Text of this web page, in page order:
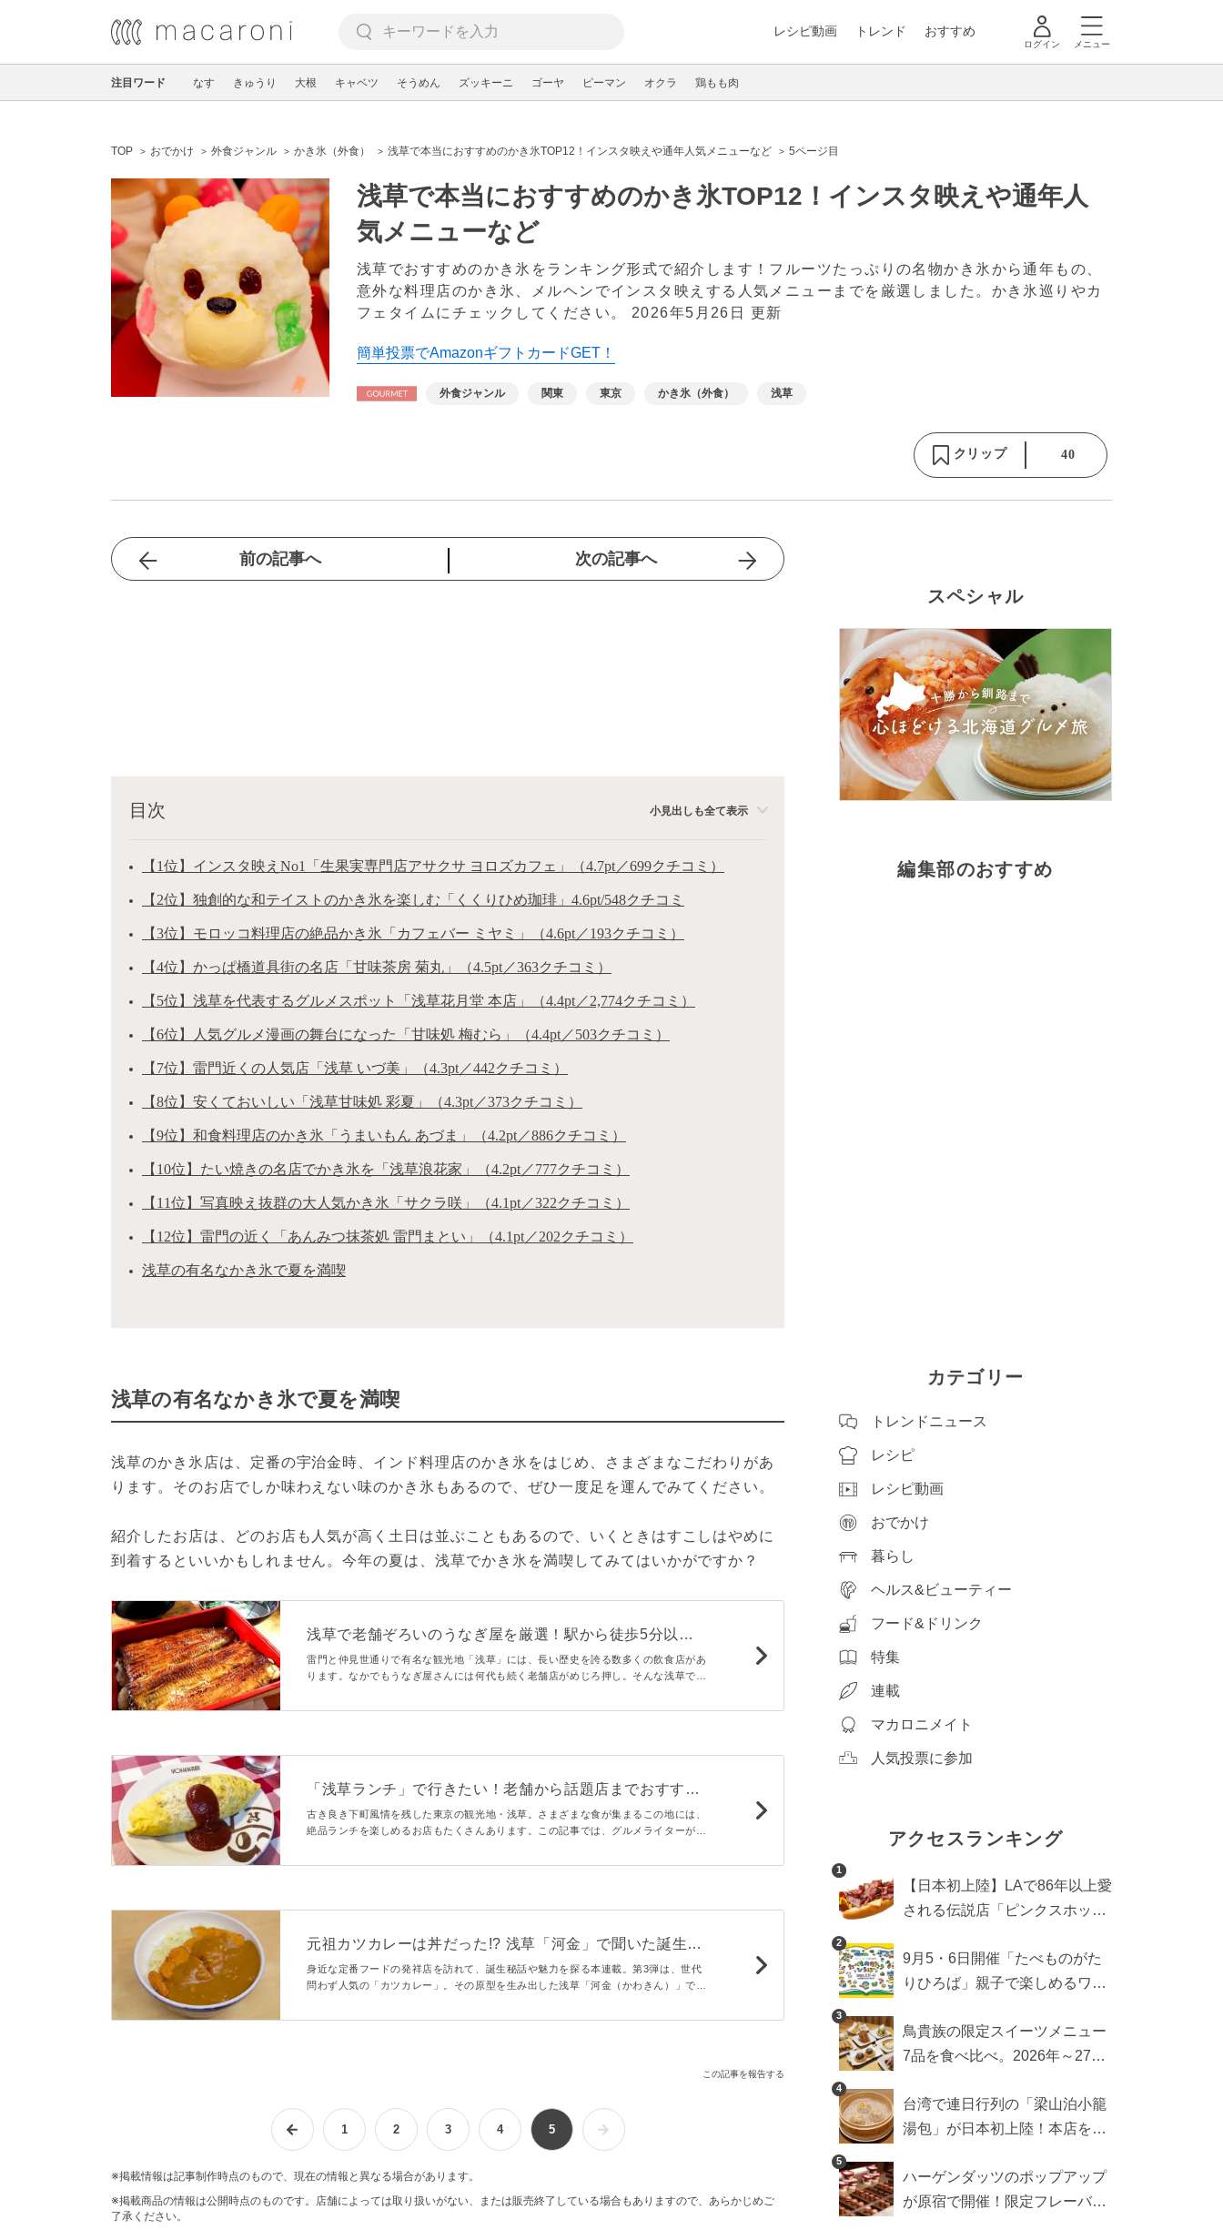
レシピ動画 トレンド おすすめ
ログイン メニュー
注目ワード なす きゅうり 大根 キャベツ そうめん ズッキーニ ゴーヤ ピーマン オクラ 鶏もも肉
TOP おでかけ 外食ジャンル かき氷（外食） 浅草で本当におすすめのかき氷TOP12！インスタ映えや通年人気メニューなど 5ページ目
浅草で本当におすすめのかき氷TOP12！インスタ映えや通年人
気メニューなど
浅草でおすすめのかき氷をランキング形式で紹介します！フルーツたっぷりの名物かき氷から通年もの、
意外な料理店のかき氷、メルヘンでインスタ映えする人気メニューまでを厳選しました。かき氷巡りやカ
フェタイムにチェックしてください。 2026年5月26日 更新
簡単投票でAmazonギフトカードGET！
外食ジャンル 関東 東京 かき氷（外食） 浅草
クリップ 40
前の記事へ 次の記事へ
目次 小見出しも全て表示
【1位】インスタ映えNo1「生果実専門店アサクサ ヨロズカフェ」（4.7pt／699クチコミ）
【2位】独創的な和テイストのかき氷を楽しむ「くくりひめ珈琲」4.6pt/548クチコミ
【3位】モロッコ料理店の絶品かき氷「カフェバー ミヤミ」（4.6pt／193クチコミ）
【4位】かっぱ橋道具街の名店「甘味茶房 菊丸」（4.5pt／363クチコミ）
【5位】浅草を代表するグルメスポット「浅草花月堂 本店」（4.4pt／2,774クチコミ）
【6位】人気グルメ漫画の舞台になった「甘味処 梅むら」（4.4pt／503クチコミ）
【7位】雷門近くの人気店「浅草 いづ美」（4.3pt／442クチコミ）
【8位】安くておいしい「浅草甘味処 彩夏」（4.3pt／373クチコミ）
【9位】和食料理店のかき氷「うまいもん あづま」（4.2pt／886クチコミ）
【10位】たい焼きの名店でかき氷を「浅草浪花家」（4.2pt／777クチコミ）
【11位】写真映え抜群の大人気かき氷「サクラ咲」（4.1pt／322クチコミ）
【12位】雷門の近く「あんみつ抹茶処 雷門まとい」（4.1pt／202クチコミ）
浅草の有名なかき氷で夏を満喫
浅草の有名なかき氷で夏を満喫
浅草のかき氷店は、定番の宇治金時、インド料理店のかき氷をはじめ、さまざまなこだわりがあ
ります。そのお店でしか味わえない味のかき氷もあるので、ぜひ一度足を運んでみてください。
紹介したお店は、どのお店も人気が高く土日は並ぶこともあるので、いくときはすこしはやめに
到着するといいかもしれません。今年の夏は、浅草でかき氷を満喫してみてはいかがですか？
浅草で老舗ぞろいのうなぎ屋を厳選！駅から徒歩5分以内
の名店10選
雷門と仲見世通りで有名な観光地「浅草」には、長い歴史を誇る数多くの飲食店があ
ります。なかでもうなぎ屋さんには何代も続く老舗店がめじろ押し。そんな浅草で古
す。
「浅草ランチ」で行きたい！老舗から話題店までおすすめ
11選
古き良き下町風情を残した東京の観光地・浅草。さまざまな食が集まるこの地には、
絶品ランチを楽しめるお店もたくさんあります。この記事では、グルメライターがお
おいしいお店ばかりが並びます。
元祖カツカレーは丼だった!? 浅草「河金」で聞いた誕生秘
話とレシピ【愛されグルメのふるさと #3】
身近な定番フードの発祥店を訪れて、誕生秘話や魅力を探る本連載。第3弾は、世代
問わず人気の「カツカレー」。その原型を生み出した浅草「河金（かわきん）」で教
この記事を報告する
1 2 3 4 5
※掲載情報は記事制作時点のもので、現在の情報と異なる場合があります。
※掲載商品の情報は公開時点のものです。店舗によっては取り扱いがない、または販売終了している場合もありますので、あらかじめご
了承ください。
スペシャル
編集部のおすすめ
カテゴリー
トレンドニュース
レシピ
レシピ動画
おでかけ
暮らし
ヘルス&ビューティー
フード&ドリンク
特集
連載
マカロニメイト
人気投票に参加
アクセスランキング
1
【日本初上陸】LAで86年以上愛
される伝説店「ピンクスホット
ットドッグブーム到来!?
2
9月5・6日開催「たべものがた
りひろば」親子で楽しめるワー
ーなどをご紹介
3
鳥貴族の限定スイーツメニュー
7品を食べ比べ。2026年～27年
4
台湾で連日行列の「梁山泊小籠
湯包」が日本初上陸！本店を知
5
ハーゲンダッツのポップアップ
が原宿で開催！限定フレーバー